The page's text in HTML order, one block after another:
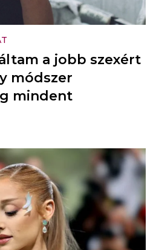
a jobb szexért
módszer
mindent